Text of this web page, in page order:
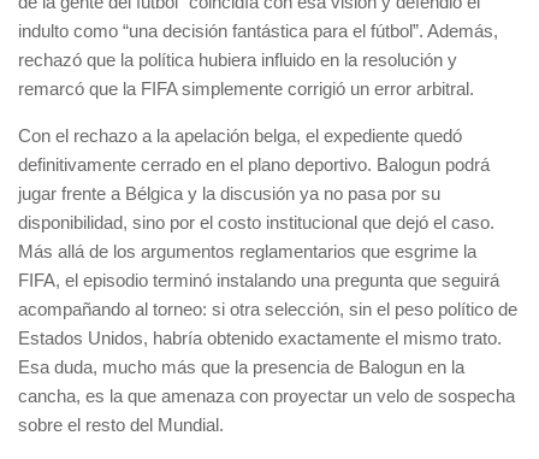
indulto como “una decisión fantástica para el fútbol”. Además,
rechazó que la política hubiera influido en la resolución y
remarcó que la FIFA simplemente corrigió un error arbitral.
Con el rechazo a la apelación belga, el expediente quedó
definitivamente cerrado en el plano deportivo. Balogun podrá
jugar frente a Bélgica y la discusión ya no pasa por su
disponibilidad, sino por el costo institucional que dejó el caso.
Más allá de los argumentos reglamentarios que esgrime la
FIFA, el episodio terminó instalando una pregunta que seguirá
acompañando al torneo: si otra selección, sin el peso político de
Estados Unidos, habría obtenido exactamente el mismo trato.
Esa duda, mucho más que la presencia de Balogun en la
cancha, es la que amenaza con proyectar un velo de sospecha
sobre el resto del Mundial.